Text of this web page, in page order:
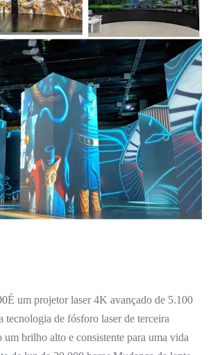
É um projetor laser 4K avançado de 5.100
de fósforo laser de terceira
um brilho alto e consistente para uma vida